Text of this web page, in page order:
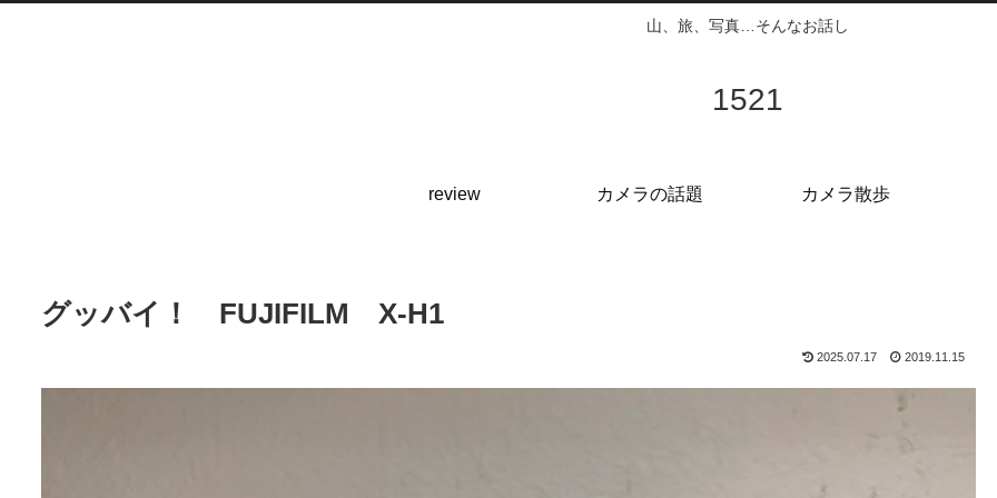
山、旅、写真…そんなお話し
1521
review カメラの話題 カメラ散歩
グッバイ！ FUJIFILM X-H1
2025.07.17 2019.11.15